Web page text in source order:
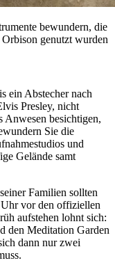
bewundern, die
genutzt wurden
ein Abstecher nach
Presley, nicht
Anwesen besichtigen,
Sie die
und
Gelände samt
Familien sollten
vor den offiziellen
aufstehen lohnt sich:
den Meditation Garden
dann nur zwei